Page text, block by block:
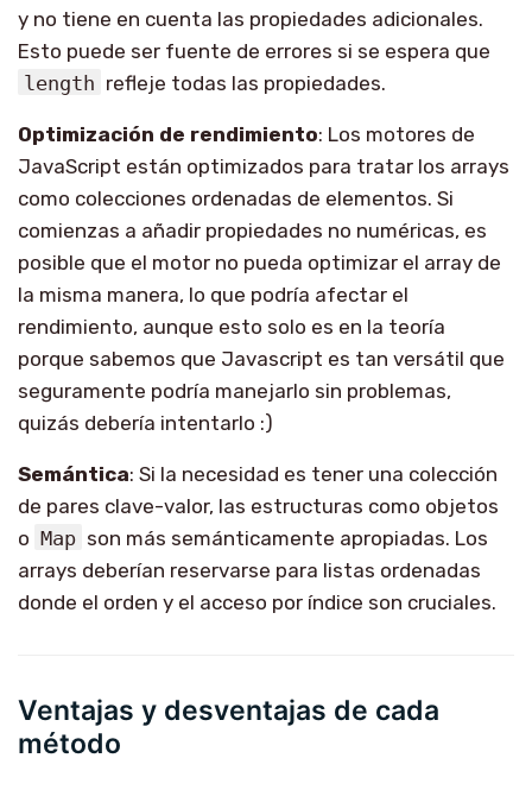
y no tiene en cuenta las propiedades adicionales.
Esto puede ser fuente de errores si se espera que
length refleje todas las propiedades.
Optimización de rendimiento: Los motores de
JavaScript están optimizados para tratar los arrays
como colecciones ordenadas de elementos. Si
comienzas a añadir propiedades no numéricas, es
posible que el motor no pueda optimizar el array de
la misma manera, lo que podría afectar el
rendimiento, aunque esto solo es en la teoría
porque sabemos que Javascript es tan versátil que
seguramente podría manejarlo sin problemas,
quizás debería intentarlo :)
Semántica: Si la necesidad es tener una colección
de pares clave-valor, las estructuras como objetos
o Map son más semánticamente apropiadas. Los
arrays deberían reservarse para listas ordenadas
donde el orden y el acceso por índice son cruciales.
Ventajas y desventajas de cada
método